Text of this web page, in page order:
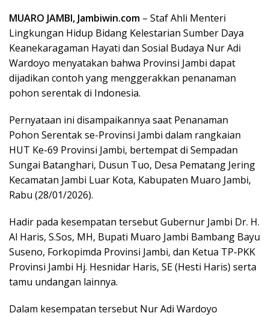
MUARO JAMBI, Jambiwin.com – Staf Ahli Menteri
Lingkungan Hidup Bidang Kelestarian Sumber Daya
Keanekaragaman Hayati dan Sosial Budaya Nur Adi
Wardoyo menyatakan bahwa Provinsi Jambi dapat
dijadikan contoh yang menggerakkan penanaman
pohon serentak di Indonesia.
Pernyataan ini disampaikannya saat Penanaman
Pohon Serentak se-Provinsi Jambi dalam rangkaian
HUT Ke-69 Provinsi Jambi, bertempat di Sempadan
Sungai Batanghari, Dusun Tuo, Desa Pematang Jering
Kecamatan Jambi Luar Kota, Kabupaten Muaro Jambi,
Rabu (28/01/2026).
Hadir pada kesempatan tersebut Gubernur Jambi Dr. H.
Al Haris, S.Sos, MH, Bupati Muaro Jambi Bambang Bayu
Suseno, Forkopimda Provinsi Jambi, dan Ketua TP-PKK
Provinsi Jambi Hj. Hesnidar Haris, SE (Hesti Haris) serta
tamu undangan lainnya.
Dalam kesempatan tersebut Nur Adi Wardoyo